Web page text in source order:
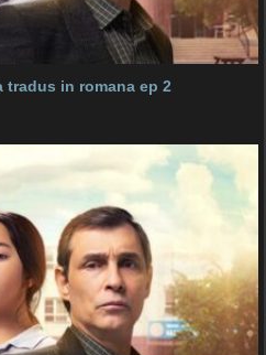
tradus in romana ep 2